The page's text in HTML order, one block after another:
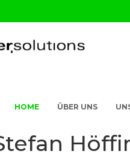
HOME ÜBER UNS